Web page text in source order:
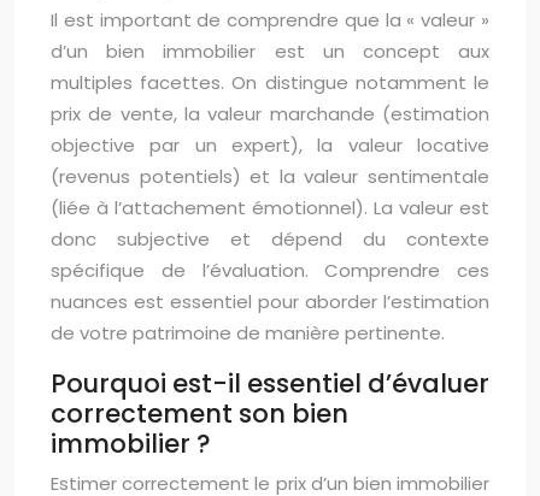
Il est important de comprendre que la « valeur »
d’un bien immobilier est un concept aux
multiples facettes. On distingue notamment le
prix de vente, la valeur marchande (estimation
objective par un expert), la valeur locative
(revenus potentiels) et la valeur sentimentale
(liée à l’attachement émotionnel). La valeur est
donc subjective et dépend du contexte
spécifique de l’évaluation. Comprendre ces
nuances est essentiel pour aborder l’estimation
de votre patrimoine de manière pertinente.
Pourquoi est-il essentiel d’évaluer
correctement son bien
immobilier ?
Estimer correctement le prix d’un bien immobilier